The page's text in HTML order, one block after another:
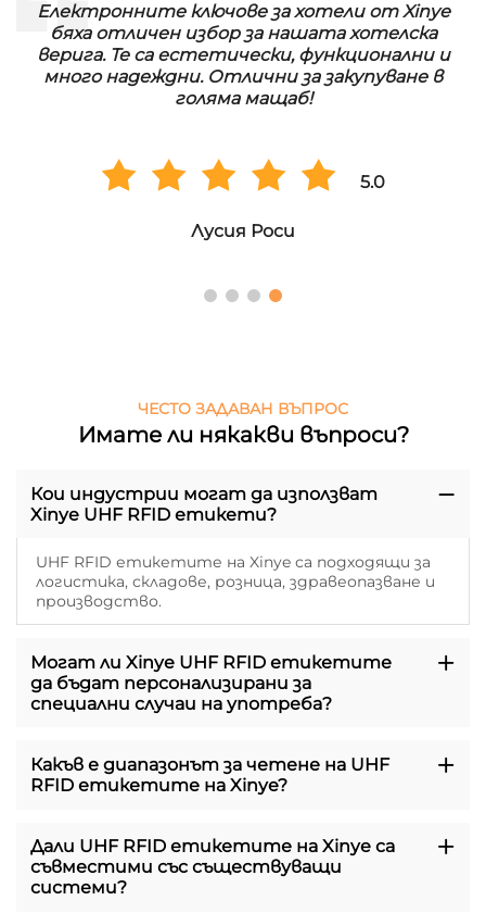
Електронните ключове за хотели от Xinye
бяха отличен избор за нашата хотелска
верига. Те са естетически, функционални и
много надеждни. Отлични за закупуване в
голяма мащаб!
5.0
Лусия Роси
ЧЕСТО ЗАДАВАН ВЪПРОС
Имате ли някакви въпроси?
Кои индустрии могат да използват
Xinye UHF RFID етикети?
UHF RFID етикетите на Xinye са подходящи за
логистика, складове, розница, здравеопазване и
производство.
Могат ли Xinye UHF RFID етикетите
да бъдат персонализирани за
специални случаи на употреба?
Какъв е диапазонът за четене на UHF
RFID етикетите на Xinye?
Дали UHF RFID етикетите на Xinye са
съвместими със съществуващи
системи?